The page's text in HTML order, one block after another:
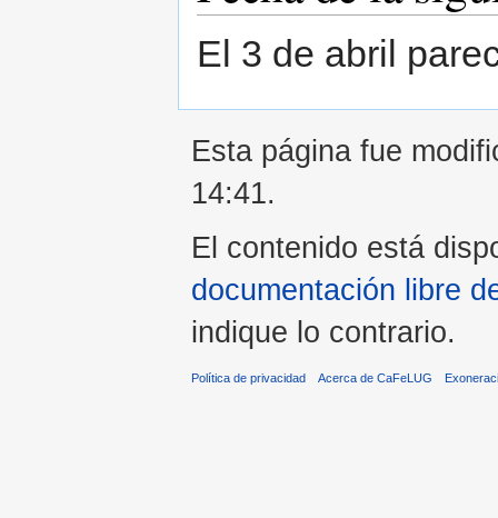
El 3 de abril
Esta página fue
14:41.
El contenido está
documentación libre
indique lo contrario.
Política de privacidad Acerca de CaFeLUG